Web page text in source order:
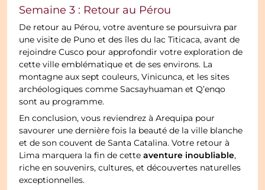
Semaine 3 : Retour au Pérou
De retour au Pérou, votre aventure se poursuivra par
une visite de Puno et des îles du lac Titicaca, avant de
rejoindre Cusco pour approfondir votre exploration de
cette ville emblématique et de ses environs. La
montagne aux sept couleurs, Vinicunca, et les sites
archéologiques comme Sacsayhuaman et Q’enqo
sont au programme.
En conclusion, vous reviendrez à Arequipa pour
savourer une dernière fois la beauté de la ville blanche
et de son couvent de Santa Catalina. Votre retour à
Lima marquera la fin de cetteaventure inoubliable,
riche en souvenirs, cultures, et découvertes naturelles
exceptionnelles.